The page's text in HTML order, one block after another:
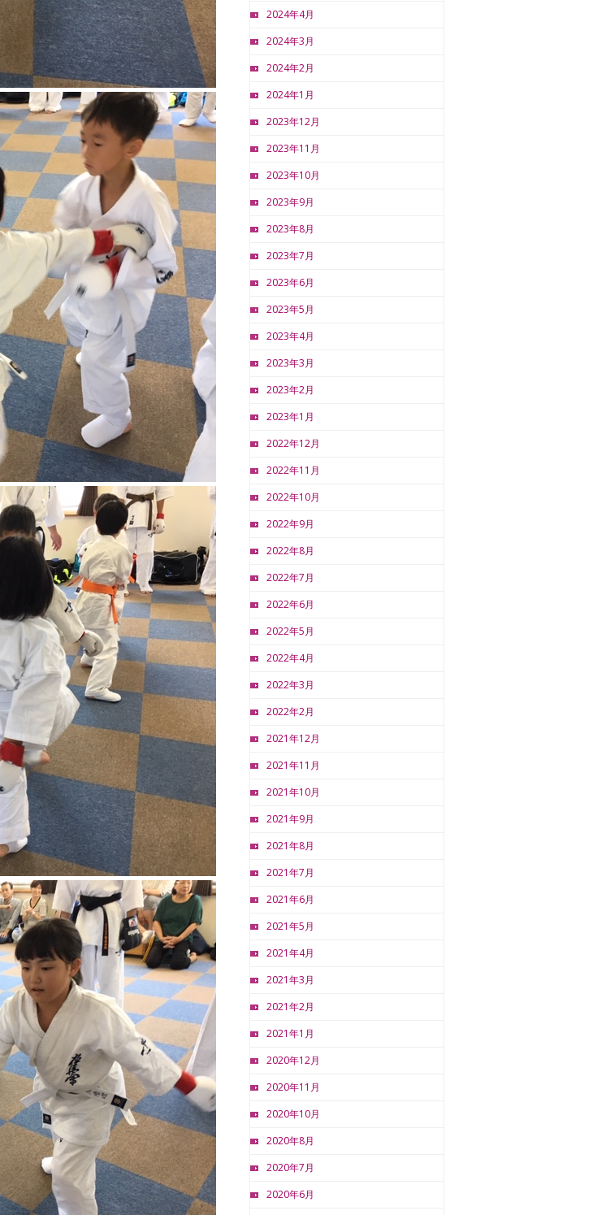
2024年4月
2024年3月
2024年2月
2024年1月
2023年12月
2023年11月
2023年10月
2023年9月
2023年8月
2023年7月
2023年6月
2023年5月
2023年4月
2023年3月
2023年2月
2023年1月
2022年12月
2022年11月
2022年10月
2022年9月
2022年8月
2022年7月
2022年6月
2022年5月
2022年4月
2022年3月
2022年2月
2021年12月
2021年11月
2021年10月
2021年9月
2021年8月
2021年7月
2021年6月
2021年5月
2021年4月
2021年3月
2021年2月
2021年1月
2020年12月
2020年11月
2020年10月
2020年8月
2020年7月
2020年6月